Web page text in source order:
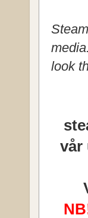
look
vår